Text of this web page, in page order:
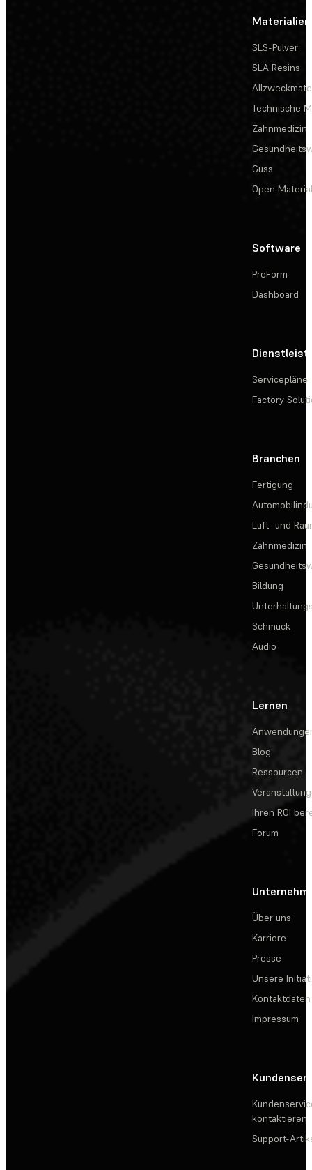
Materialien
SLS-Pulver
SLA Resins
Technische
Zahnmedizin
Guss
Open
Software
PreForm
Dashboard
Servicepläne
Factory
Branchen
Fertigung
Luft- und
Zahnmedizin
Bildung
Schmuck
Audio
Lernen
Blog
Ressourcen
Ihren ROI
Forum
Über uns
Karriere
Presse
Unsere
Kontaktdaten
Impressum
kontaktieren
Support-